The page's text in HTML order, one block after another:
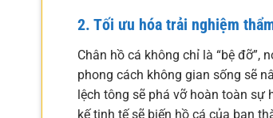
2. Tối ưu hóa trải nghiệm
Chân hồ cá không chỉ là “bệ đỡ”,
phong cách không gian sống sẽ
lệch tông sẽ phá vỡ hoàn toàn sự
kế tinh tế sẽ biến hồ cá của bạn